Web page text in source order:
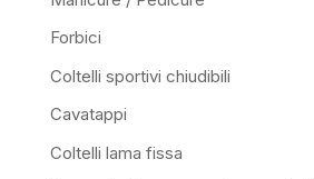
Forbici
Coltelli sportivi chiudibili
Cavatappi
Coltelli lama fissa